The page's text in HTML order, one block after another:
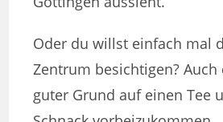
Oder du willst einfach mal
Zentrum besichtigen? Auch
guter Grund auf einen Tee